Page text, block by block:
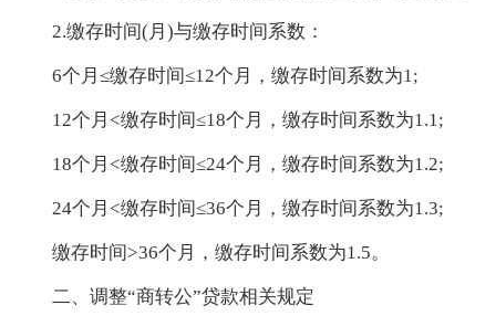
2.缴存时间(月)与缴存时间系数：
6个月≤缴存时间≤12个月，缴存时间系数为1;
12个月<缴存时间≤18个月，缴存时间系数为1.1;
18个月<缴存时间≤24个月，缴存时间系数为1.2;
24个月<缴存时间≤36个月，缴存时间系数为1.3;
缴存时间>36个月，缴存时间系数为1.5。
二、调整“商转公”贷款相关规定